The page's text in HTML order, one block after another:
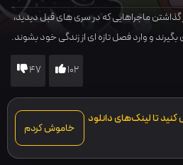
ماجراهایی که در سری های قبل دیدید،
و وارد فصل تازه ای از زندگی خود بشوند.
به شهر دیگری می رود و کوین هم برای کار
تنیسون جوان با همکار فضایی جدیدش به
کرده باید آماده ماموریت های تازه شود...
102
47
تا لینک‌های دانلود
خاموش کردم